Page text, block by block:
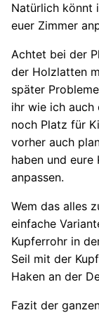
Natürlich könnt
euer Zimmer
Achtet bei der
der Holzlatten
später
ihr wie ich auch
noch Platz für
vorher auch
haben und
anpassen.
Wem das alles
einfache
Kupferrohr in
Seil mit der
Haken an der
Fazit der